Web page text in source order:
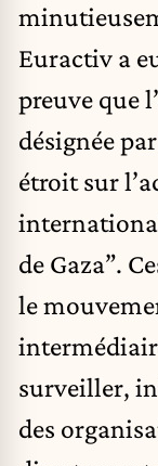
Euractiv a
preuve que
désignée
étroit sur
de Gaza”.
le
surveiller,
des